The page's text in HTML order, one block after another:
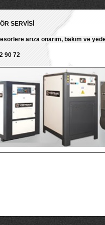
SERVİSİ
arıza onarım, bakım ve
90 72